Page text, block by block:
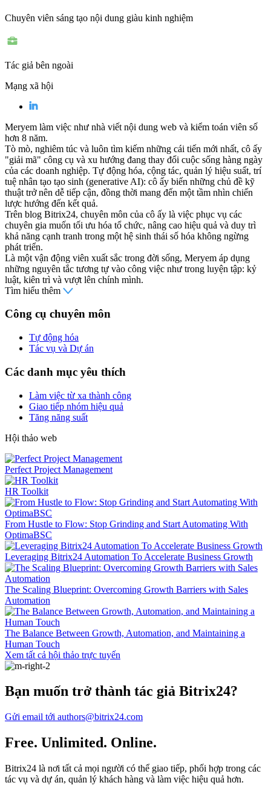
Chuyên viên sáng tạo nội dung giàu kinh nghiệm
Tác giả bên ngoài
Mạng xã hội
Meryem làm việc như nhà viết nội dung web và kiểm toán viên số
hơn 8 năm.
Tò mò, nghiêm túc và luôn tìm kiếm những cái tiến mới nhất, cô ấy
"giải mã" công cụ và xu hướng đang thay đổi cuộc sống hàng ngày
của các doanh nghiệp. Tự động hóa, cộng tác, quản lý hiệu suất, trí
tuệ nhân tạo tạo sinh (generative AI): cô ấy biến những chủ đề kỹ
thuật trở nên dễ tiếp cận, đồng thời mang đến một tầm nhìn chiến
lược hướng đến kết quả.
Trên blog Bitrix24, chuyên môn của cô ấy là việc phục vụ các
chuyên gia muốn tối ưu hóa tổ chức, nâng cao hiệu quả và duy trì
khả năng cạnh tranh trong một hệ sinh thái số hóa không ngừng
phát triển.
Là một vận động viên xuất sắc trong đời sống, Meryem áp dụng
những nguyên tắc tương tự vào công việc như trong luyện tập: kỷ
luật, kiên trì và vượt lên chính mình.
Tìm hiểu thêm
Công cụ chuyên môn
Tự động hóa
Tác vụ và Dự án
Các danh mục yêu thích
Làm việc từ xa thành công
Giao tiếp nhóm hiệu quả
Tăng năng suất
Hội thảo web
Perfect Project Management
HR Toolkit
From Hustle to Flow: Stop Grinding and Start Automating With
OptimaBSC
Leveraging Bitrix24 Automation To Accelerate Business Growth
The Scaling Blueprint: Overcoming Growth Barriers with Sales
Automation
The Balance Between Growth, Automation, and Maintaining a
Human Touch
Xem tất cả hội thảo trực tuyến
Bạn muốn trở thành tác giả Bitrix24?
Gửi email tới authors@bitrix24.com
Free. Unlimited. Online.
Bitrix24 là nơi tất cả mọi người có thể giao tiếp, phối hợp trong các
tác vụ và dự án, quản lý khách hàng và làm việc hiệu quả hơn.